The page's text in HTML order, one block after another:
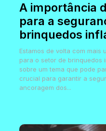
A importância
para a
brinquedos
Estamos de volta com mais
para o setor de brinquedos
sobre um tema que pode
crucial para garantir a
ancoragem dos...